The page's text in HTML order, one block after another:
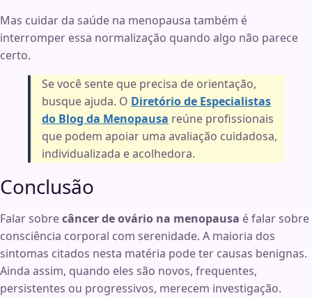
Mas cuidar da saúde na menopausa também é
interromper essa normalização quando algo não parece
certo.
Se você sente que precisa de orientação,
busque ajuda. O Diretório de Especialistas
do Blog da Menopausa reúne profissionais
que podem apoiar uma avaliação cuidadosa,
individualizada e acolhedora.
Conclusão
Falar sobrecâncer de ovário na menopausa é falar sobre
consciência corporal com serenidade. A maioria dos
sintomas citados nesta matéria pode ter causas benignas.
Ainda assim, quando eles são novos, frequentes,
persistentes ou progressivos, merecem investigação.